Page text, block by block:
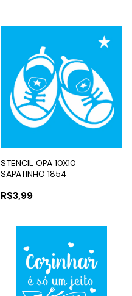
STENCIL OPA 10X10
SAPATINHO 1854
R$3,99